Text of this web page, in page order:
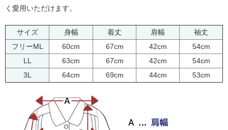
く愛用いただけます。
サイズ 身幅 着丈 肩幅
袖丈
フリーML
60cm 67cm 42cm
54cm
LL
63cm 67cm 42cm
54cm
3L
64cm 69cm 44cm 53cm